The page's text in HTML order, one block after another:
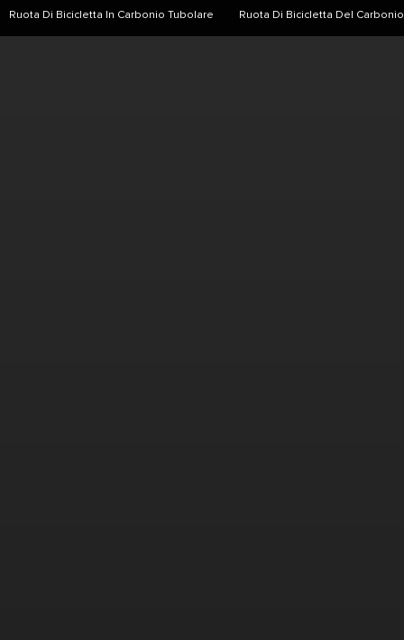
Ruota Di Bicicletta In Carbonio Tubolare Ruota Di Bicicletta Del